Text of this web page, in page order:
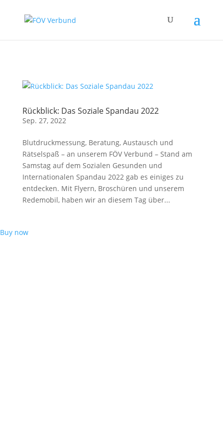
Rückblick: Das Soziale Spandau 2022
Sep. 27, 2022
Blutdruckmessung, Beratung, Austausch und
Rätselspaß – an unserem FÖV Verbund – Stand am
Samstag auf dem Sozialen Gesunden und
Internationalen Spandau 2022 gab es einiges zu
entdecken. Mit Flyern, Broschüren und unserem
Redemobil, haben wir an diesem Tag über...
Buy now